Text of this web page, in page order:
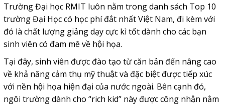
Trường Đại học RMIT luôn nằm trong danh sách Top 10
trường Đại Học có học phí đắt nhất Việt Nam, đi kèm với
đó là chất lượng giảng dạy cực kì tốt dành cho các bạn
sinh viên có đam mê về hội họa.
Tại đây, sinh viên được đào tạo từ căn bản đến nâng cao
về khả năng cảm thụ mỹ thuật và đặc biệt được tiếp xúc
với nền hội họa hiện đại của nước ngoài. Bên cạnh đó,
ngôi trường dành cho “rich kid” này được công nhận nằm